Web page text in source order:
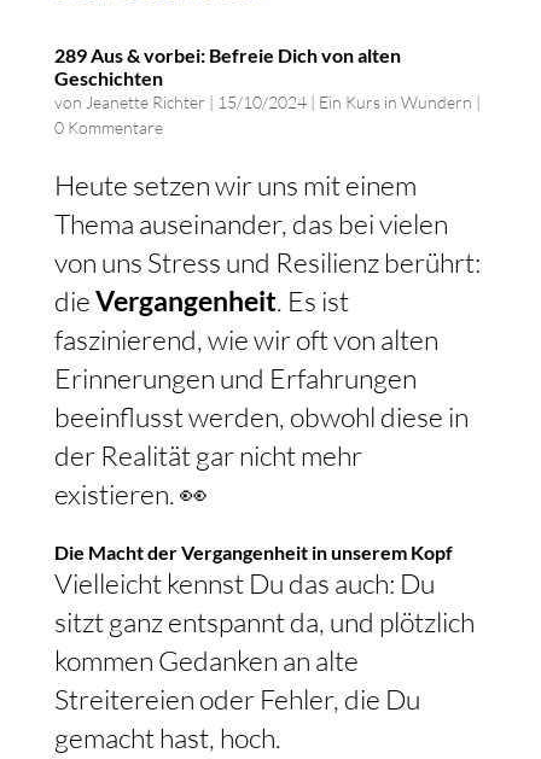
289 Aus & vorbei: Befreie Dich von alten
Geschichten
von Jeanette Richter | 15/10/2024| Ein Kurs in Wundern |
0 Kommentare
Heute setzen wir uns mit einem
Thema auseinander, das bei vielen
von uns Stress und Resilienz berührt:
dieVergangenheit. Es ist
faszinierend, wie wir oft von alten
Erinnerungen und Erfahrungen
beeinflusst werden, obwohl diese in
der Realität gar nicht mehr
existieren. 👀
Die Macht der Vergangenheit in unserem Kopf
Vielleicht kennst Du das auch: Du
sitzt ganz entspannt da, und plötzlich
kommen Gedanken an alte
Streitereien oder Fehler, die Du
gemacht hast, hoch.